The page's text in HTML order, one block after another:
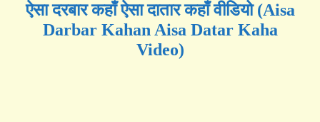
ऐसा दरबार कहाँ ऐसा दातार कहाँ वीडियो (Aisa
Darbar Kahan Aisa Datar Kaha
Video)